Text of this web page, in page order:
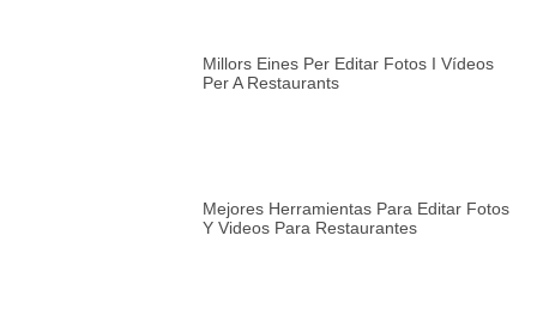
Millors Eines Per Editar Fotos I Vídeos
Per A Restaurants
Mejores Herramientas Para Editar Fotos
Y Videos Para Restaurantes